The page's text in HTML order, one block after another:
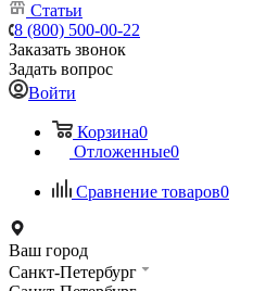
Статьи
8 (800) 500-00-22
Заказать звонок
Задать вопрос
Войти
Корзина0
Отложенные0
Сравнение товаров0
Ваш город
Санкт-Петербург